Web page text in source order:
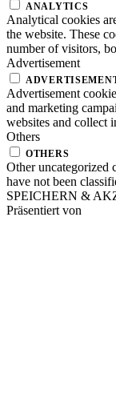
ANALYTICS
Analytical cookies
the website. These
number of visitors,
Advertisement
Advertisement
and marketing
websites and collect
Others
OTHERS
Other uncategorized
have not been
SPEICHERN &
Präsentiert von